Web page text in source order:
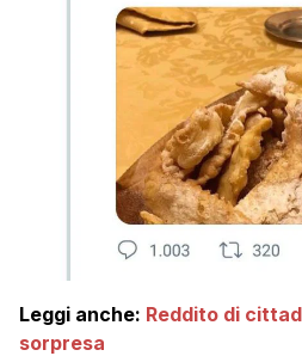
Leggi anche: Reddito di
sorpresa